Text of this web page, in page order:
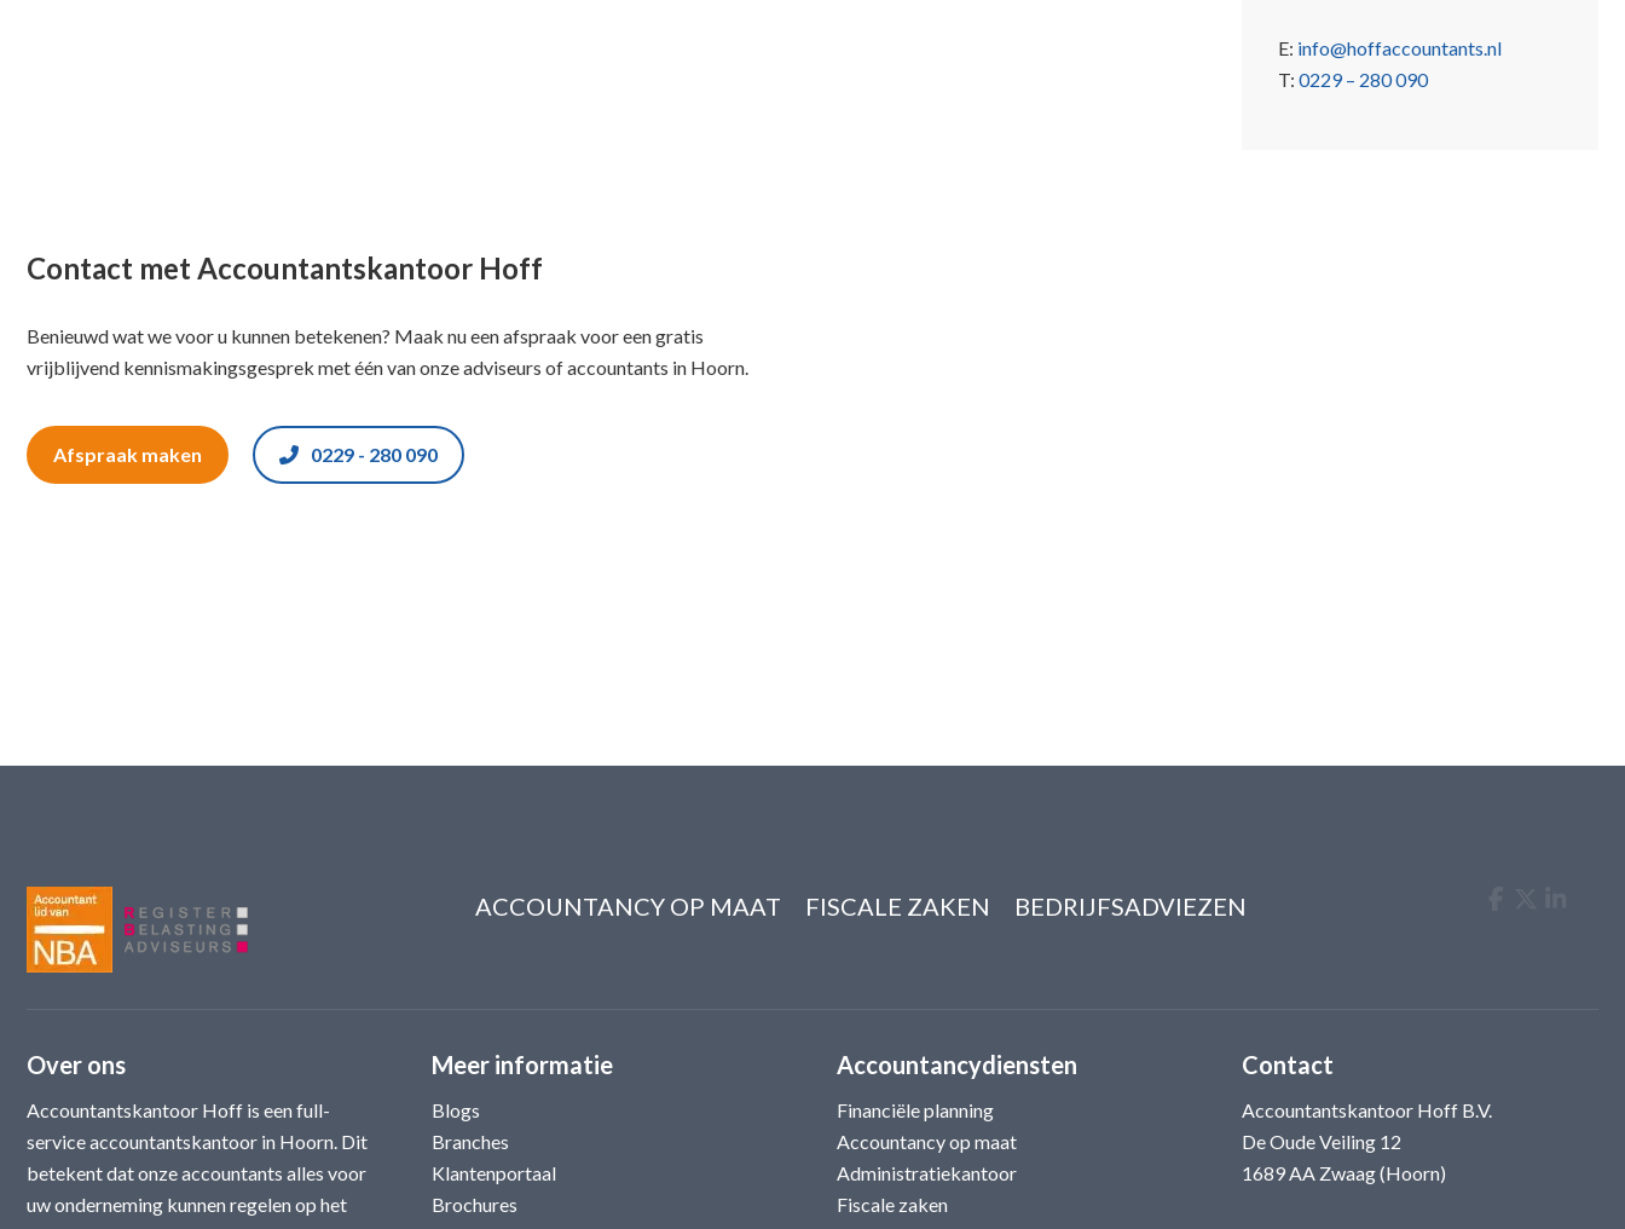
E: info@hoffaccountants.nl
T: 0229 – 280 090
Contact met Accountantskantoor Hoff
Benieuwd wat we voor u kunnen betekenen? Maak nu een afspraak voor een gratis
vrijblijvend kennismakingsgesprek met één van onze adviseurs of accountants in Hoorn.
Afspraak maken 0229 - 280 090
ACCOUNTANCY OP MAAT FISCALE ZAKEN BEDRIJFSADVIEZEN
Over ons
Accountantskantoor Hoff is een full-
service accountantskantoor in Hoorn. Dit
betekent dat onze accountants alles voor
uw onderneming kunnen regelen op het
Meer informatie
Blogs
Branches
Klantenportaal
Brochures
Accountancydiensten
Financiële planning
Accountancy op maat
Administratiekantoor
Fiscale zaken
Contact
Accountantskantoor Hoff B.V.
De Oude Veiling 12
1689 AA Zwaag (Hoorn)